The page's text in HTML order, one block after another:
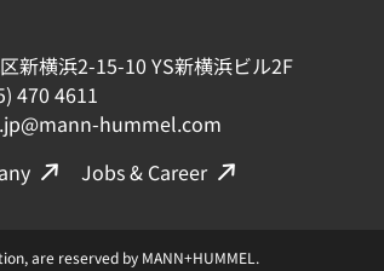
新横浜2-15-10 YS新横浜ビル2F
470 4611
hummel.com
Jobs & Career
are reserved by MANN+HUMMEL.